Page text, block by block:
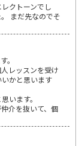
クトーンでし
まだ先なのでそ
。
レッスンを受け
かと思います
います。
介を抜いて、個